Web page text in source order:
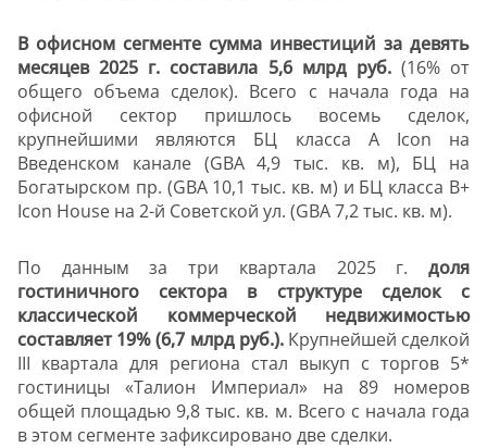
В офисном сегменте сумма инвестиций за девять
месяцев 2025 г. составила 5,6 млрд руб.(16% от
общего объема сделок). Всего с начала года на
офисной сектор пришлось восемь сделок,
крупнейшими являются БЦ класса А Icon на
Введенском канале (GBA 4,9 тыс. кв. м), БЦ на
Богатырском пр. (GBA10,1 тыс. кв. м) и БЦ класса В+
Icon House на 2-й Советской ул. (GBA7,2 тыс. кв. м).
По данным за три квартала 2025 г. доля
гостиничного сектора в структуре сделок с
классической коммерческой недвижимостью
составляет 19% (6,7 млрд руб.).Крупнейшей сделкой
III квартала для региона стал выкуп с торгов 5*
гостиницы «Талион Империал» на 89 номеров
общей площадью 9,8 тыс. кв. м. Всего с начала года
в этом сегменте зафиксировано две сделки.